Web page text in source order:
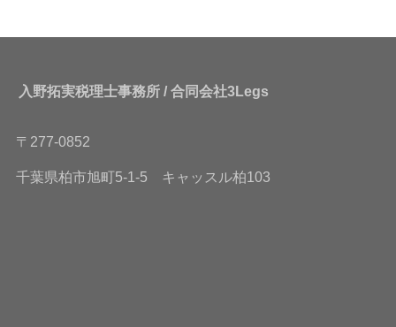
入野拓実税理士事務所 / 合同会社3Legs
〒277-0852
千葉県柏市旭町5-1-5 キャッスル柏103